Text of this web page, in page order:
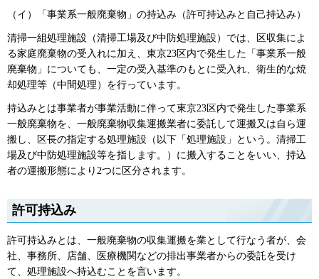
（イ）「事業系一般廃棄物」の持込み（許可持込みと自己持込み）
清掃一組処理施設（清掃工場及び中防処理施設）では、区収集によ
る家庭廃棄物の受入れに加え、東京23区内で発生した「事業系一般
廃棄物」についても、一定の受入基準のもとに受入れ、衛生的な焼
却処理等（中間処理）を行っています。
持込みとは事業者が事業活動に伴って東京23区内で発生した事業系
一般廃棄物を、一般廃棄物収集運搬業者に委託して運搬又は自ら運
搬し、区長の指定する処理施設（以下「処理施設」という。清掃工
場及び中防処理施設等を指します。）に搬入することをいい、持込
者の運搬形態により2つに区分されます。
許可持込み
許可持込みとは、一般廃棄物の収集運搬を業として行なう者が、会
社、事務所、店舗、医療機関などの排出事業者からの委託を受け
て、処理施設へ持込むことを言います。